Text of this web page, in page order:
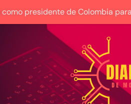
presidente de Colombia
entre el gobierno y la
con fecha valor lunes 10 de
con la vista puesta en el
Crediticio con Subsidio